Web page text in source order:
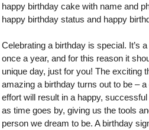
happy birthday cake with name and
happy birthday status and happy
Celebrating a birthday is special. It’s
once a year, and for this reason it
unique day, just for you! The exciting
amazing a birthday turns out to be –
effort will result in a happy,
as time goes by, giving us the tools
person we dream to be. A birthday